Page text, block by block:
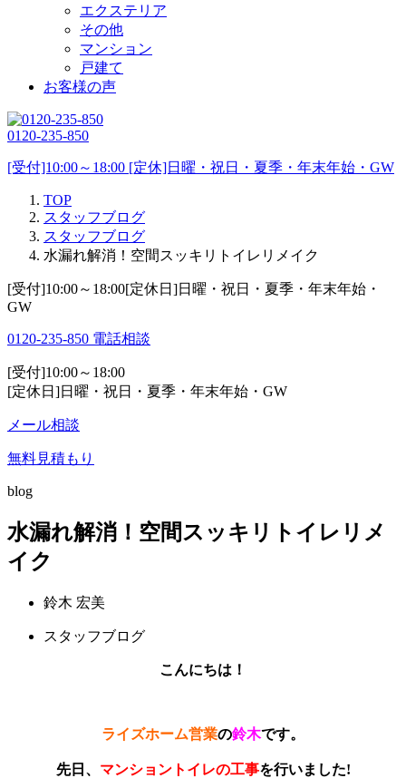
エクステリア
その他
マンション
戸建て
お客様の声
0120-235-850
[受付]10:00～18:00 [定休]日曜・祝日・夏季・年末年始・GW
TOP
スタッフブログ
スタッフブログ
水漏れ解消！空間スッキリトイレリメイク
[受付]10:00～18:00[定休日]日曜・祝日・夏季・年末年始・
GW
0120-235-850 電話相談
[受付]10:00～18:00
[定休日]日曜・祝日・夏季・年末年始・GW
メール相談
無料見積もり
blog
水漏れ解消！空間スッキリトイレリメ
イク
鈴木 宏美
スタッフブログ
こんにちは！
ライズホーム営業の鈴木です。
先日、 マンショントイレの工事を行いました!